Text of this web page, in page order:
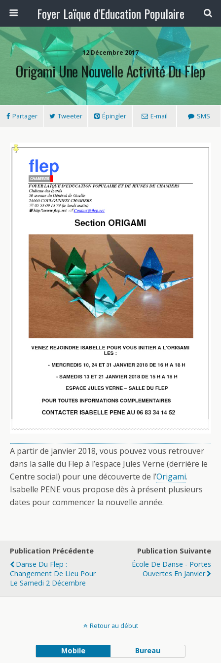
Foyer Laïque d'Education Populaire
12 Décembre 2017
Origami Une Nouvelle Activité Du Flep
Partager Tweeter Épingler E-mail SMS
A partir de janvier 2018, vous pouvez vous retrouver
dans la salle du Flep à l’espace Jules Verne (derrière le
Centre social) pour une découverte de l’Origami.
Isabelle PENE vous propose dès à présent plusieurs
dates pour commencer la nouvelle année.
Publication Précédente
Danse Du Flep :
Changement De Lieu Pour
Le Samedi 2 Décembre
Publication Suivante
École De Danse - Portes
Ouvertes En Janvier
Retour au début
Mobile Bureau